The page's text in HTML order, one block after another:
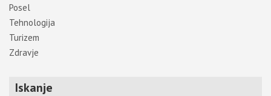
Posel
Tehnologija
Turizem
Zdravje
Iskanje